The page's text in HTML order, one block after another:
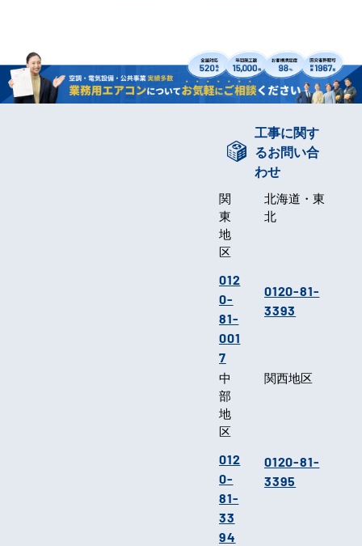
工事に関す
るお問い合
わせ
関
東
地
区
012
0-
81-
001
7
北海道・東
北
0120-81-
3393
中
部
地
区
012
0-
81-
33
94
関西地区
0120-81-
3395